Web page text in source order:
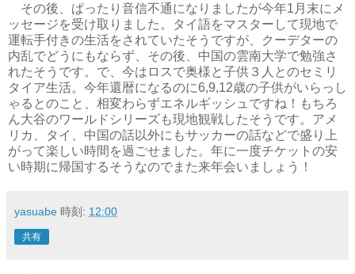
その後、ぱったり音信不通になりましたが今年1月末にメ
ッセージを受け取りました。タイ語をマスターして現地で
運転手付きの生活をされていたそうですが、クーデターの
内乱でどうにもならず、その後、中国の雲南大学で勉強さ
れたそうです。で、今はロスで奥様と子供３人とのセミリ
タイア生活。今年還暦になるのに6,9,12歳の子供がいらっし
ゃるとのこと、相変わらずエネルギッシュですね！もちろ
ん大谷のワールドシリーズも現地観戦したそうです。アメ
リカ、タイ、中国の話以外にもサッカーの話などで盛り上
がって楽しい時間を過ごせました。年に一度チケットの安
い時期に帰国するそうなのでまた来年会いましょう！
yasuabe 時刻: 12:00
共有